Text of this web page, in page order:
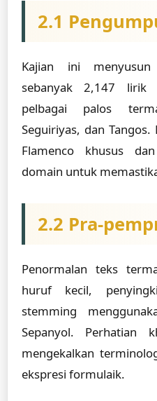
2.1
Kajian ini
sebanyak 2,147 lirik
pelbagai palos
Seguiriyas, dan
Flamenco khusus
domain untuk
2.2 Pra-
Penormalan teks
huruf kecil,
stemming
Sepanyol. Perhatian
mengekalkan
ekspresi formulaik.